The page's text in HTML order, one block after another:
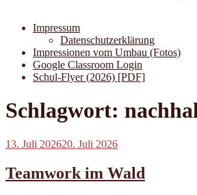
Impressum
Datenschutzerklärung
Impressionen vom Umbau (Fotos)
Google Classroom Login
Schul-Flyer (2026) [PDF]
Schlagwort:
Veröffentlicht
13. Juli 202620. Juli 2026
Teamwork im Wald